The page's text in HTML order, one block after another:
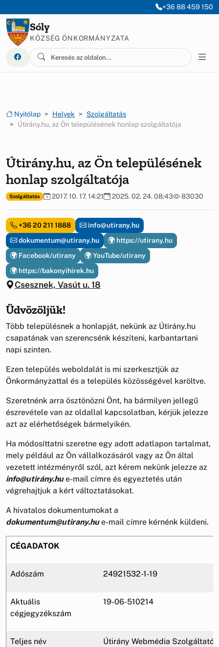
+36 88 459 150
Sóly
KÖZSÉG ÖNKORMÁNYZATA
Nyitólap Helyek
Szolgáltatás
Útirány.hu, az Ön településének honlap szolgáltatója
Útirány.hu, az Ön településének
honlap szolgáltatója
Szolgáltatás 2017. 10. 17. 14:21 2025. 02. 24. 08:43 83030
Csesznek, Vasút u. 18
+36 20 211 1888
info@utirany.hu
dokumentum@utirany.hu
https://utirany.hu
Facebook/utirany
YouTube/utirany
https://bakonyihirek.hu
Üdvözöljük!
Több településnek a honlapját, nekünk az Útirány.hu
csapatának van szerencsénk készíteni, karbantartani
napi szinten.
Ezen település weboldalát is mi szerkesztjük az
Önkormányzattal és a település közösségével karöltve.
Szeretnénk arra ösztönözni Önt, ha bármilyen jellegű
észrevétele van az oldallal kapcsolatban, kérjük jelezze
azt az elérhetőségek bármelyikén.
Ha módosíttatni szeretne egy adott adatlapon tartalmat,
mely például az Ön vállalkozásáról vagy az Ön által
vezetett intézményről szól, azt kérem nekünk jelezze az
info@utirány.hue-mail címre és egyeztetés után
végrehajtjuk a kért változtatásokat.
A hivatalos dokumentumokat a
dokumentum@utirany.hue-mail címre kérnénk küldeni.
CÉGADATOK
Adószám 24921532-1-19
Aktuális
cégjegyzékszám
19-06-510214
Teljes név
Útirány Webmédia Szolgáltató